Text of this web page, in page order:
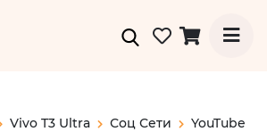
Vivo T3 Ultra Соц Сети YouTube